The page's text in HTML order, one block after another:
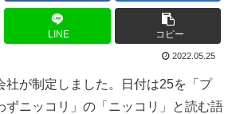
LINE コピー
2022.05.25
社が制定しました。日付は25を「プ
ずニッコリ」の「ニッコリ」と読む語